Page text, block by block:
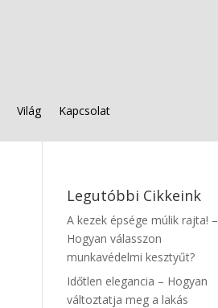
Világ Kapcsolat
Legutóbbi Cikkeink
A kezek épsége múlik rajta! –
Hogyan válasszon
munkavédelmi kesztyűt?
Időtlen elegancia – Hogyan
változtatja meg a lakás